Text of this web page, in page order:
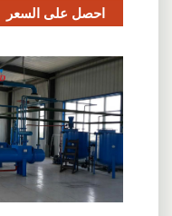
احصل على السعر